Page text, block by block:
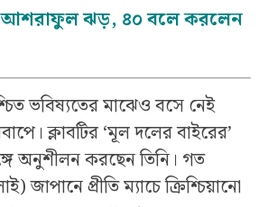
আশরাফুল ঝড়, ৪০ বলে করলেন
ভবিষ্যতের মাঝেও বসে নেই
ক্লাবটির ‘মূল দলের বাইরের’
অনুশীলন করছেন তিনি। গত
জাপানে প্রীতি ম্যাচে ক্রিশ্চিয়ানো